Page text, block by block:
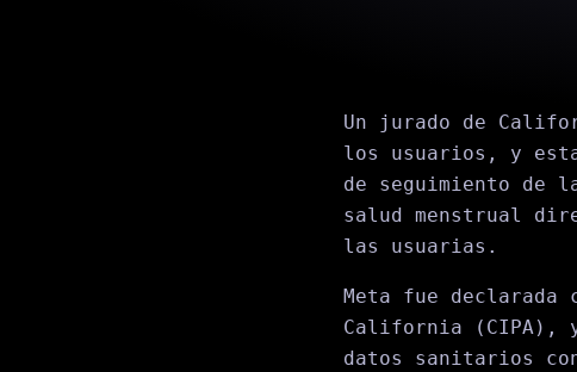
Un jurado de
los usuarios, y
de seguimiento de
salud menstrual
las usuarias.
Meta fue declarada
California (CIPA),
datos sanitarios